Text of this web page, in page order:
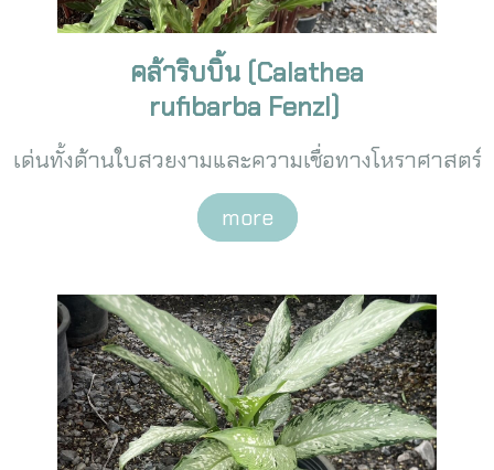
คล้าริบบิ้น (Calathea
rufibarba Fenzl)
เด่นทั้งด้านใบสวยงามและความเชื่อทางโหราศาสตร์
more